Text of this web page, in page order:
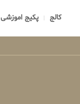
کالج پکیج اموزشی